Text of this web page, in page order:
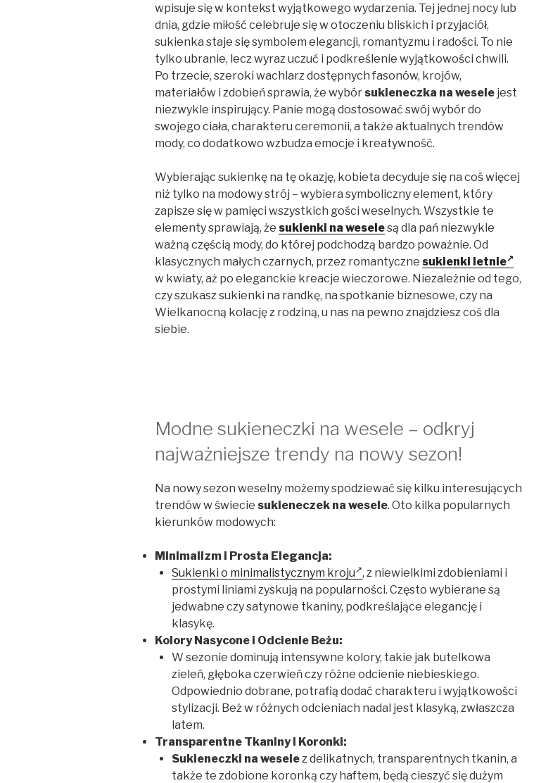
wpisuje się w kontekst wyjątkowego wydarzenia. Tej jednej nocy lub
dnia, gdzie miłość celebruje się w otoczeniu bliskich i przyjaciół,
sukienka staje się symbolem elegancji, romantyzmu i radości. To nie
tylko ubranie, lecz wyraz uczuć i podkreślenie wyjątkowości chwili.
Po trzecie, szeroki wachlarz dostępnych fasonów, krojów,
materiałów i zdobień sprawia, że wybórsukieneczka na wesele jest
niezwykle inspirujący. Panie mogą dostosować swój wybór do
swojego ciała, charakteru ceremonii, a także aktualnych trendów
mody, co dodatkowo wzbudza emocje i kreatywność.
Wybierając sukienkę na tę okazję, kobieta decyduje się na coś więcej
niż tylko na modowy strój – wybiera symboliczny element, który
zapisze się w pamięci wszystkich gości weselnych. Wszystkie te
elementy sprawiają, że sukienki na weselesą dla pań niezwykle
ważną częścią mody, do której podchodzą bardzo poważnie. Od
klasycznych małych czarnych, przez romantyczne sukienki letnie
w kwiaty, aż po eleganckie kreacje wieczorowe. Niezależnie od tego,
czy szukasz sukienki na randkę, na spotkanie biznesowe, czy na
Wielkanocną kolację z rodziną, u nas na pewno znajdziesz coś dla
siebie.
Modne sukieneczki na wesele – odkryj
najważniejsze trendy na nowy sezon!
Na nowy sezon weselny możemy spodziewać się kilku interesujących
trendów w świecie sukieneczek na wesele. Oto kilka popularnych
kierunków modowych:
Minimalizm i Prosta Elegancja:
Sukienki o minimalistycznym kroju , z niewielkimi zdobieniami i
prostymi liniami zyskują na popularności. Często wybierane są
jedwabne czy satynowe tkaniny, podkreślające elegancję i
klasykę.
Kolory Nasycone i Odcienie Beżu:
W sezonie dominują intensywne kolory, takie jak butelkowa
zieleń, głęboka czerwień czy różne odcienie niebieskiego.
Odpowiednio dobrane, potrafią dodać charakteru i wyjątkowości
stylizacji. Beż w różnych odcieniach nadal jest klasyką, zwłaszcza
latem.
Transparentne Tkaniny i Koronki:
Sukieneczki na weselez delikatnych, transparentnych tkanin, a
także te zdobione koronką czy haftem, będą cieszyć się dużym